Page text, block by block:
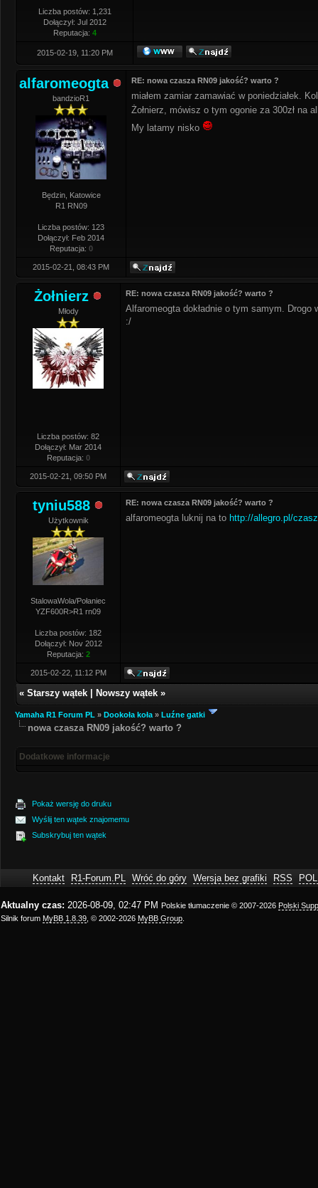
Liczba postów: 1,231
Dołączył: Jul 2012
Reputacja: 4
2015-02-19, 11:20 PM
alfaromeogta
bandzioR1
Będzin, Katowice
R1 RN09
Liczba postów: 123
Dołączył: Feb 2014
Reputacja: 0
RE: nowa czasza RN09 jakość? warto ?
miałem zamiar zamawiać w poniedziałek.
Żołnierz, mówisz o tym ogonie za 300zł na
My latamy nisko
2015-02-21, 08:43 PM
Żołnierz
Młody
Liczba postów: 82
Dołączył: Mar 2014
Reputacja: 0
RE: nowa czasza RN09 jakość? warto ?
Alfaromeogta dokładnie o tym samym.
:/
2015-02-21, 09:50 PM
tyniu588
Użytkownik
StalowaWola/Połaniec
YZF600R>R1 rn09
Liczba postów: 182
Dołączył: Nov 2012
Reputacja: 2
RE: nowa czasza RN09 jakość? warto ?
alfaromeogta luknij na to http://allegro.pl/
2015-02-22, 11:12 PM
« Starszy wątek Nowszy wątek »
Yamaha R1 Forum PL » Dookoła koła » Luźne gatki
nowa czasza RN09 jakość? warto ?
Dodatkowe informacje
Pokaż wersję do druku
Wyślij ten wątek znajomemu
Subskrybuj ten wątek
Kontakt R1-Forum.PL Wróć do góry Wersja bez grafiki RSS
Aktualny czas: 2026-08-09, 02:47 PM Polskie tłumaczenie © 2007-2026 Polski
Silnik forum MyBB 1.8.39 , © 2002-2026 MyBB Group